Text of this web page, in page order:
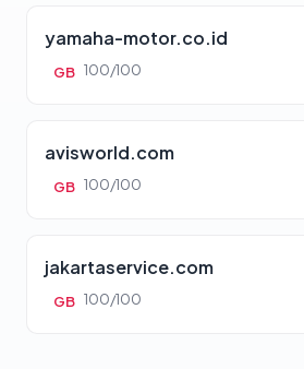
yamaha-motor.co.id
GB 100/100
avisworld.com
GB 100/100
jakartaservice.com
GB 100/100